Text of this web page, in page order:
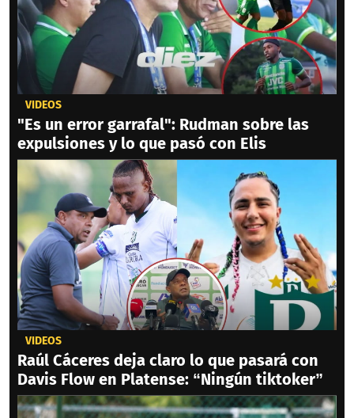
VIDEOS
"Es un error garrafal": Rudman sobre las
expulsiones y lo que pasó con Elis
VIDEOS
Raúl Cáceres deja claro lo que pasará con
Davis Flow en Platense: “Ningún tiktoker”